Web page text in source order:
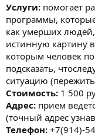
Услуги: помогает
программы,
как умерших
истинную картину
которым человек
подсказать,
ситуацию
Стоимость: 1 500
Адрес: прием
(точный адрес
Телефон: +7(914)-